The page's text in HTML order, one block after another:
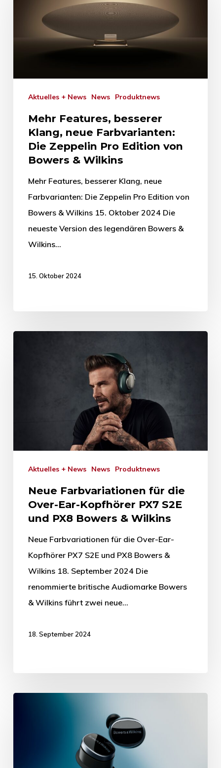
Aktuelles + News News Produktnews
Mehr Features, besserer
Klang, neue Farbvarianten:
Die Zeppelin Pro Edition von
Bowers & Wilkins
Mehr Features, besserer Klang, neue
Farbvarianten: Die Zeppelin Pro Edition von
Bowers & Wilkins 15. Oktober 2024 Die
neueste Version des legendären Bowers &
Wilkins…
15. Oktober 2024
Aktuelles + News News Produktnews
Neue Farbvariationen für die
Over-Ear-Kopfhörer PX7 S2E
und PX8 Bowers & Wilkins
Neue Farbvariationen für die Over-Ear-
Kopfhörer PX7 S2E und PX8 Bowers &
Wilkins 18. September 2024 Die
renommierte britische Audiomarke Bowers
& Wilkins führt zwei neue…
18. September 2024